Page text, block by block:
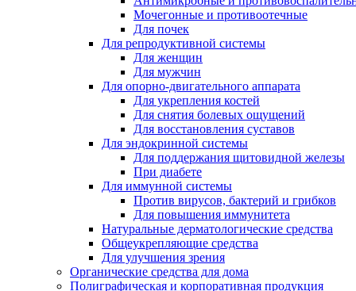
Мочегонные и противоотечные
Для почек
Для репродуктивной системы
Для женщин
Для мужчин
Для опорно-двигательного аппарата
Для укрепления костей
Для снятия болевых ощущений
Для восстановления суставов
Для эндокринной системы
Для поддержания щитовидной железы
При диабете
Для иммунной системы
Против вирусов, бактерий и грибков
Для повышения иммунитета
Натуральные дерматологические средства
Общеукрепляющие средства
Для улучшения зрения
Органические средства для дома
Полиграфическая и корпоративная продукция